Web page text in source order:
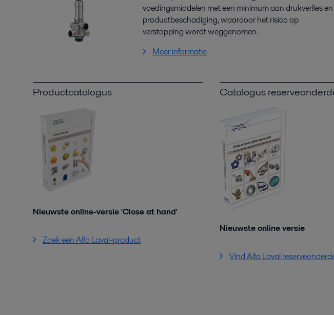
voedingsmiddelen met een minimum aan drukverlies en
productbeschadiging, waardoor het risico op
verstopping wordt weggenomen.
Meer informatie
Productcatalogus
Nieuwste online-versie 'Close at hand'
Zoek een Alfa Laval-product
Catalogus
Nieuwste online versie
Vind Alfa Laval